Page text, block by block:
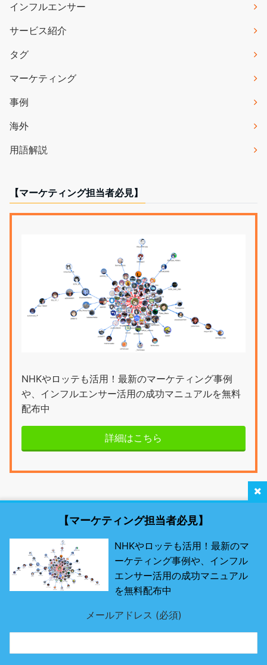
インフルエンサー
サービス紹介
タグ
マーケティング
事例
海外
用語解説
【マーケティング担当者必見】
NHKやロッテも活用！最新のマーケティング事例
や、インフルエンサー活用の成功マニュアルを無料
配布中
詳細はこちら
最新SNSマーケティング研究所 by misosil
【マーケティング担当者必見】
NHKやロッテも活用！最新のマ
ーケティング事例や、インフル
エンサー活用の成功マニュアル
を無料配布中
メールアドレス (必須)